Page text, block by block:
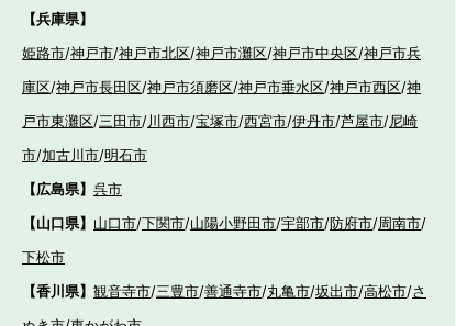
【兵庫県】
姫路市/神戸市/神戸市北区/神戸市灘区/神戸市中央区/神戸市兵
庫区/神戸市長田区/神戸市須磨区/神戸市垂水区/神戸市西区/神
戸市東灘区/三田市/川西市/宝塚市/西宮市/伊丹市/芦屋市/尼崎
市/加古川市/明石市
【広島県】 呉市
【山口県】 山口市/下関市/山陽小野田市/宇部市/防府市/周南市/
下松市
【香川県】 観音寺市/三豊市/善通寺市/丸亀市/坂出市/高松市/さ